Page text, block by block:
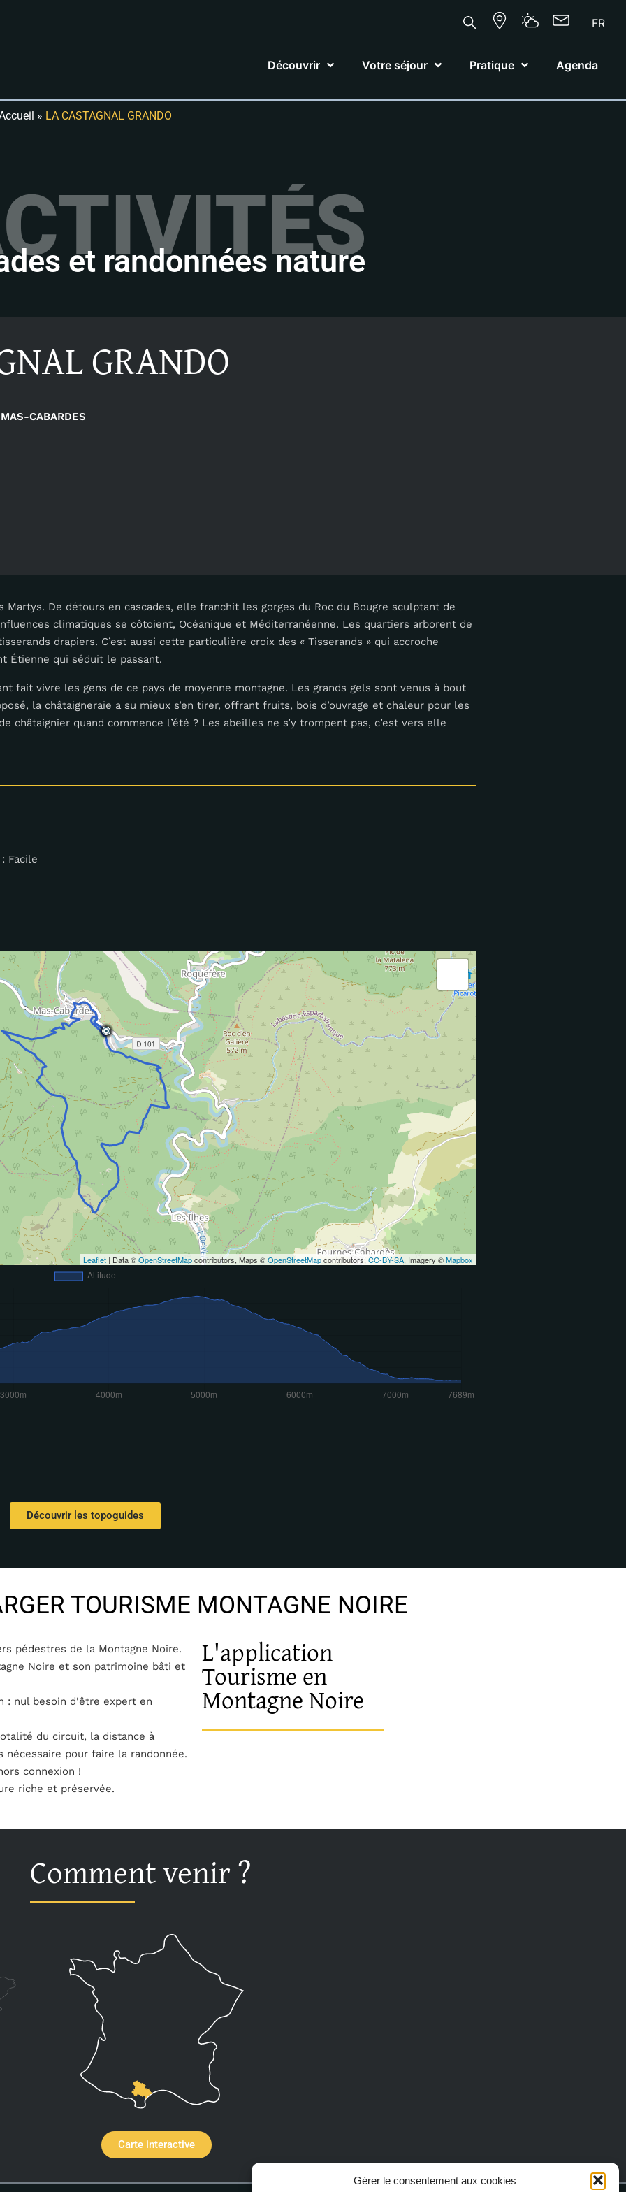
Gérer le consentement aux cookies
FR
Découvrir Votre séjour Pratique Agenda
» LA CASTAGNAL GRANDO
et randonnées nature
GRANDO
MAS-CABARDES
Martys. De détours en cascades, elle franchit les gorges du Roc du Bougre sculptant de
climatiques se côtoient, Océanique et Méditerranéenne. Les quartiers arborent de
drapiers. C’est aussi cette particulière croix des « Tisserands » qui accroche
Étienne qui séduit le passant.
fait vivre les gens de ce pays de moyenne montagne. Les grands gels sont venus à bout
la châtaigneraie a su mieux s’en tirer, offrant fruits, bois d’ouvrage et chaleur pour les
quand commence l’été ? Les abeilles ne s’y trompent pas, c’est vers elle
Facile
Leaflet | Data ©OpenStreetMapcontributors, Maps ©OpenStreetMapcontributors, CC-BY-SA, Imagery ©Mapbox
Découvrir les topoguides
TOURISME MONTAGNE NOIRE
pédestres de la Montagne Noire.
Noire et son patrimoine bâti et
: nul besoin d'être expert en
du circuit, la distance à
pour faire la randonnée.
connexion !
riche et préservée.
L'application
Tourisme en
Montagne Noire
Comment venir ?
Carte interactive